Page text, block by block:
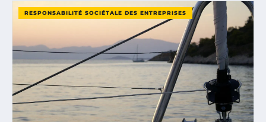
RESPONSABILITÉ SOCIÉTALE DES ENTREPRISES